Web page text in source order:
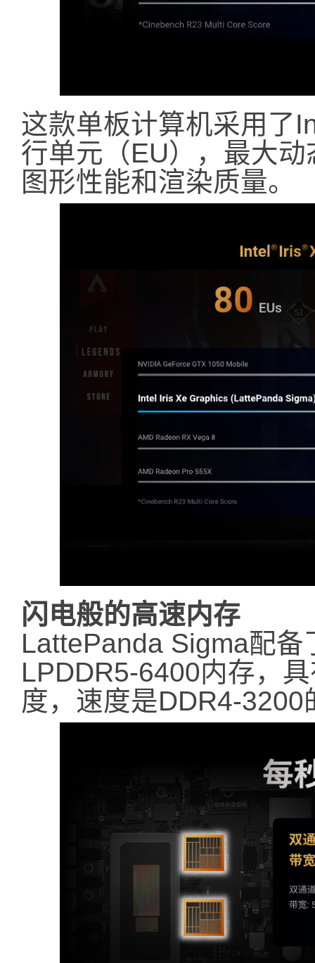
这款单板计算机采用了
行单元（EU），最大
图形性能和渲染质量。
闪电般的高速内存
LattePanda Sigma配
LPDDR5-6400内存，
度，速度是DDR4-3200